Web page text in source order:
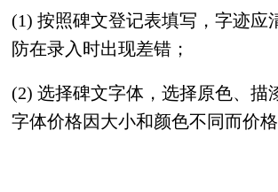
(1) 按照碑文登记表填写，字迹应
防在录入时出现差错；
(2) 选择碑文字体，选择原色、描
字体价格因大小和颜色不同而价格